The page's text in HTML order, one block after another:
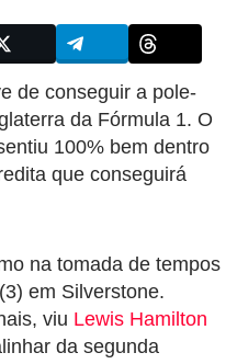
de conseguir a pole-
da Fórmula 1. O
100% bem dentro
que conseguirá
na tomada de tempos
em Silverstone.
viu Lewis Hamilton
da segunda